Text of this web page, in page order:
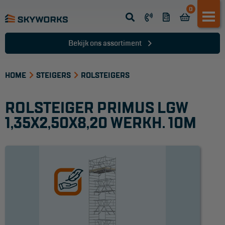
0
Opsteek ladder
Schuifladder
Telescopische ladder
Ladder accessoires
Bekijk ons assortiment
HOME STEIGERS ROLSTEIGERS
ROLSTEIGER PRIMUS LGW
1,35X2,50X8,20 WERKH. 10M